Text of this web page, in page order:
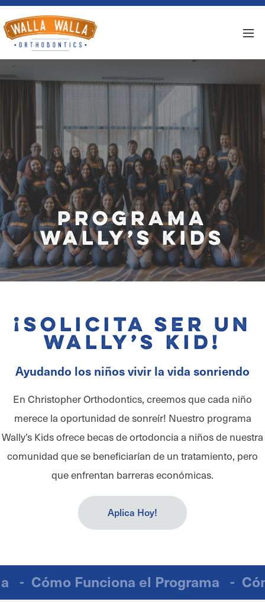
Programa
Wally’s Kids
¡Solicita ser un
Wally’s Kid!
Ayudando los niños vivir la vida sonriendo
En Christopher Orthodontics, creemos que cada niño
merece la oportunidad de sonreír! Nuestro programa
Wally’s Kids ofrece becas de ortodoncia a niños de nuestra
comunidad que se beneficiarían de un tratamiento, pero
que enfrentan barreras económicas.
Aplica Hoy!
Cómo Funciona el Programa